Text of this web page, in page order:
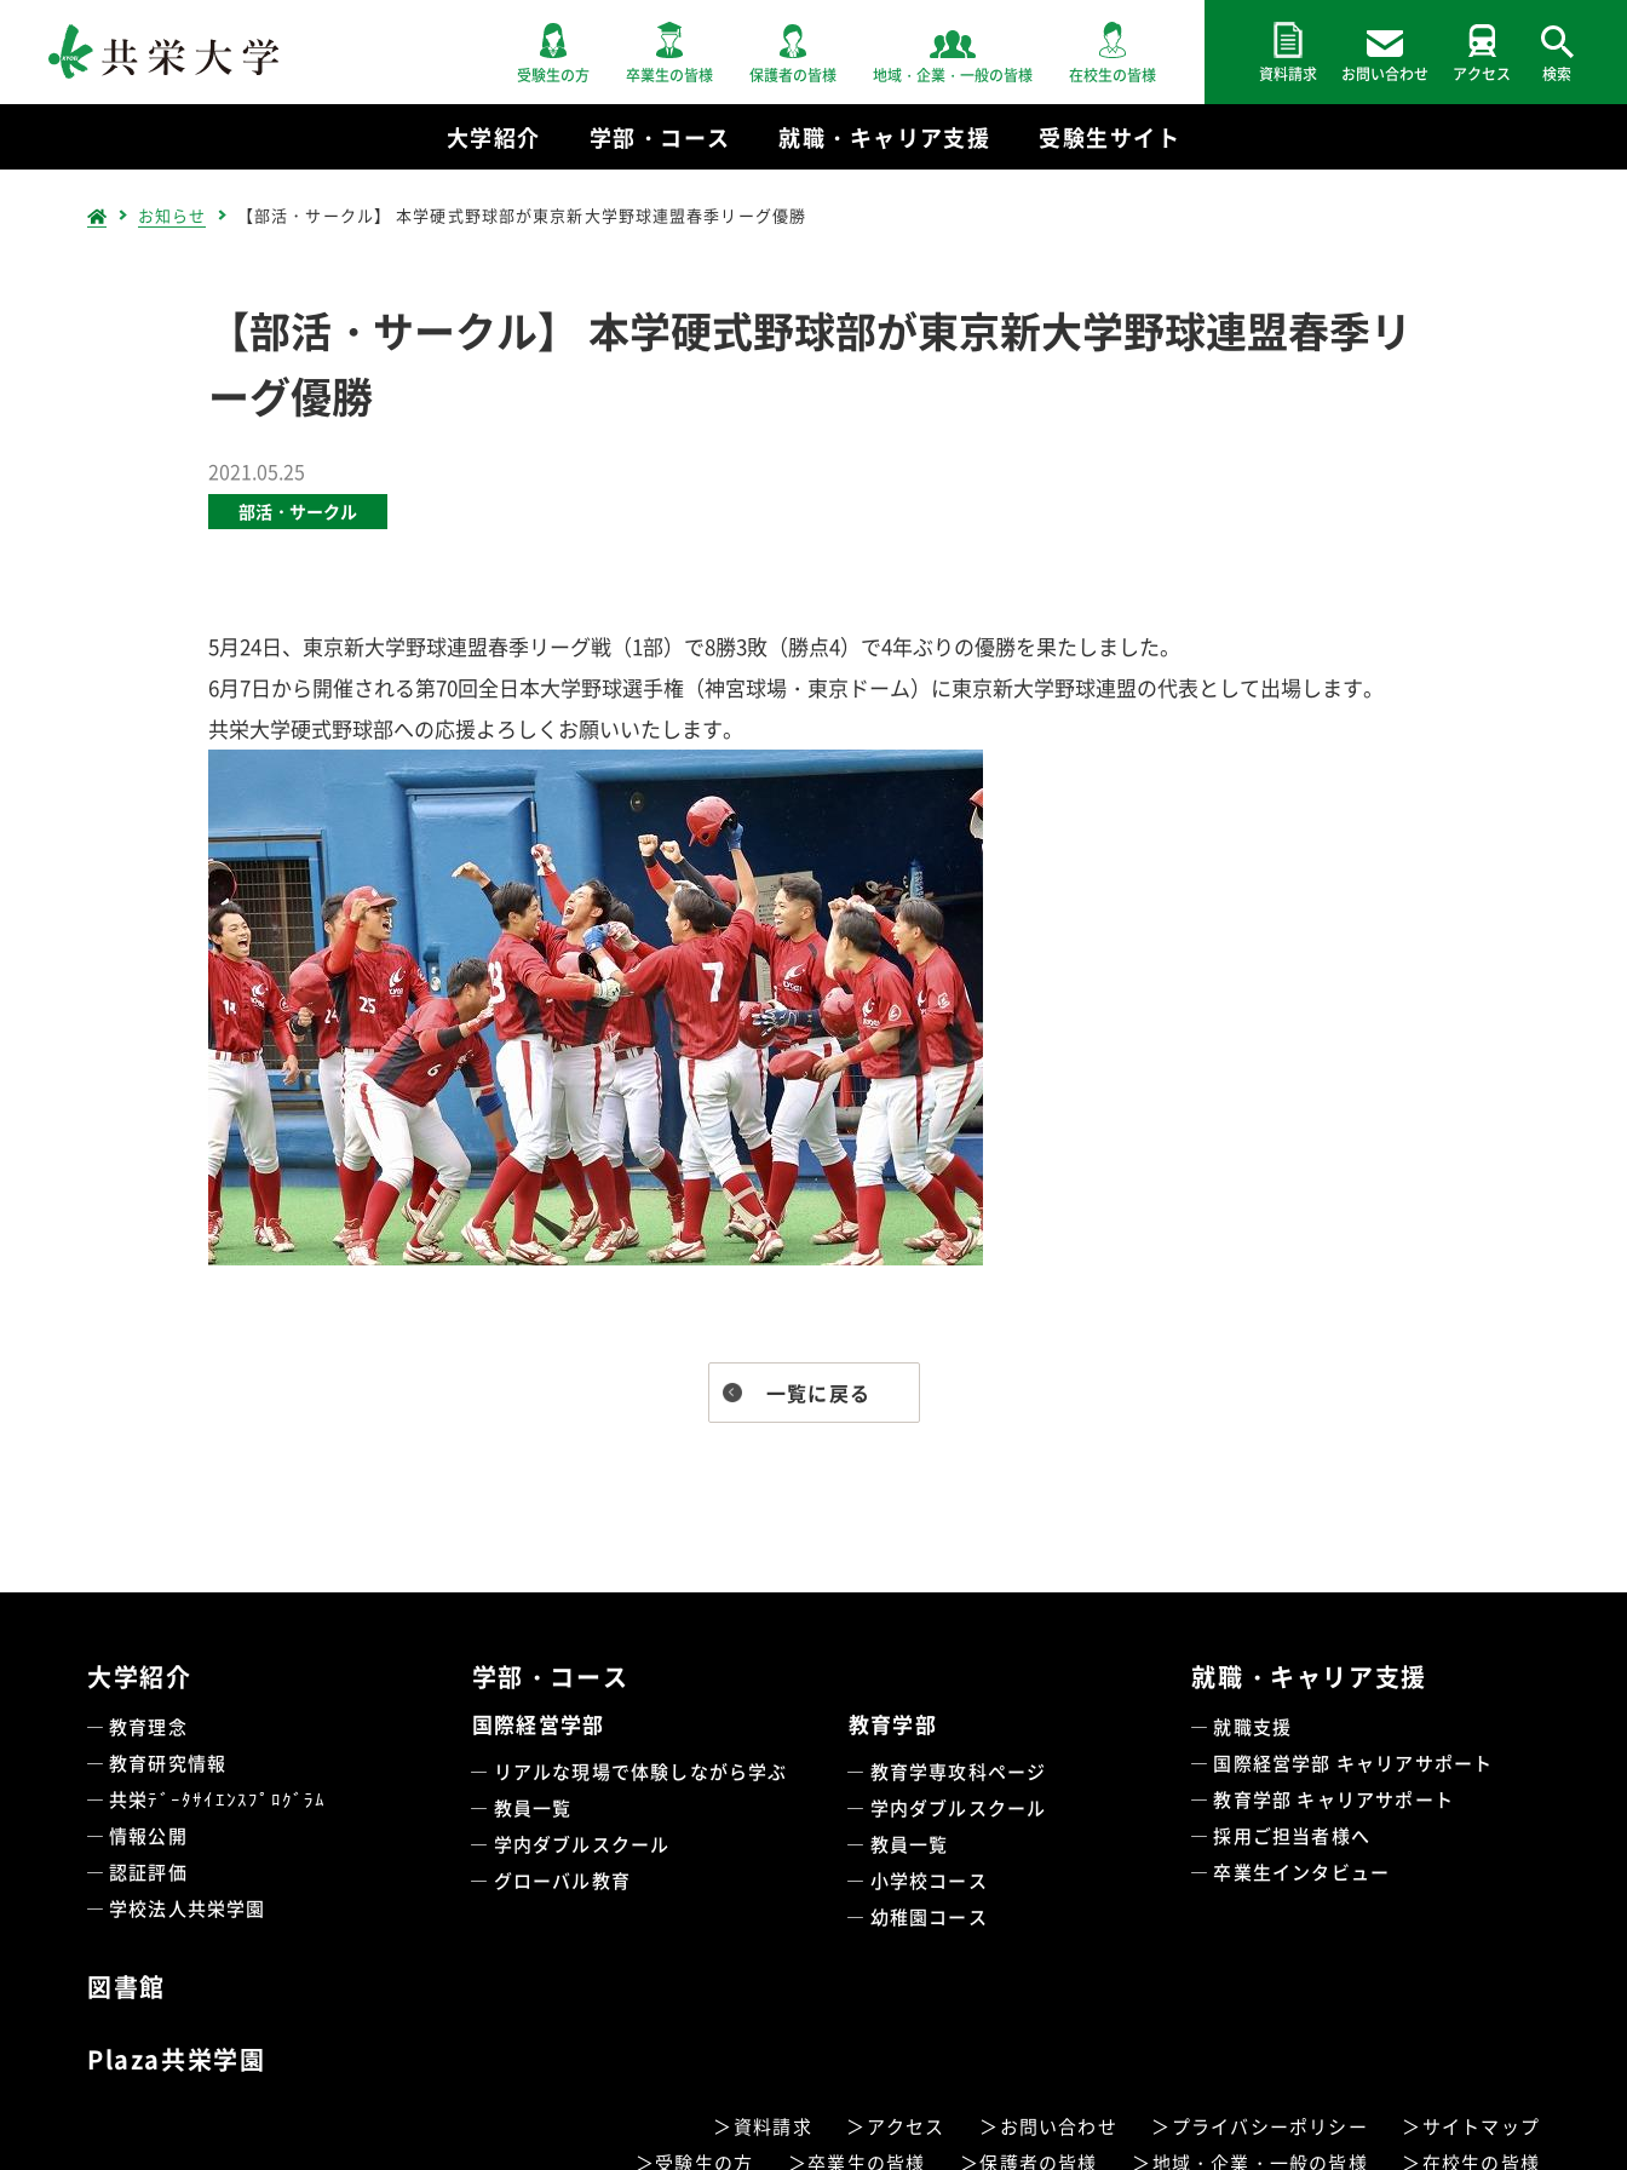
受験生の方 卒業生の皆様 保護者の皆様 地域・企業・一般の皆様 在校生の皆様 資料請求 お問い合わせ アクセス 検索
大学紹介 学部・コース 就職・キャリア支援 受験生サイト
お知らせ 【部活・サークル】 本学硬式野球部が東京新大学野球連盟春季リーグ優勝
【部活・サークル】 本学硬式野球部が東京新大学野球連盟春季リ
ーグ優勝
2021.05.25
部活・サークル
5月24日、東京新大学野球連盟春季リーグ戦（1部）で8勝3敗（勝点4）で4年ぶりの優勝を果たしました。
6月7日から開催される第70回全日本大学野球選手権（神宮球場・東京ドーム）に東京新大学野球連盟の代表として出場します。
共栄大学硬式野球部への応援よろしくお願いいたします。
一覧に戻る
大学紹介
教育理念
教育研究情報
共栄ﾃﾞｰﾀｻｲｴﾝｽﾌﾟﾛｸﾞﾗﾑ
情報公開
認証評価
学校法人共栄学園
図書館
Plaza共栄学園
学部・コース
国際経営学部
リアルな現場で体験しながら学ぶ
教員一覧
学内ダブルスクール
グローバル教育
教育学部
教育学専攻科ページ
学内ダブルスクール
教員一覧
小学校コース
幼稚園コース
就職・キャリア支援
就職支援
国際経営学部 キャリアサポート
教育学部 キャリアサポート
採用ご担当者様へ
卒業生インタビュー
資料請求 アクセス お問い合わせ プライバシーポリシー
サイトマップ
受験生の方
卒業生の皆様 保護者の皆様 地域・企業・一般の皆様 在校生の皆様